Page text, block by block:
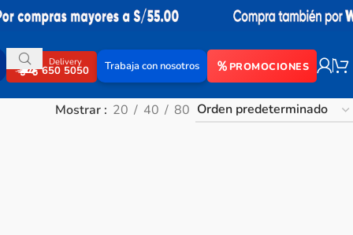
Delivery
650 5050 Trabaja con nosotros PROMOCIONES
Mostrar 20 40 80